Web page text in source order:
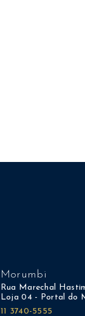
Morumbi
Rua Marechal
Loja 04 - Portal do
11 3740-5555